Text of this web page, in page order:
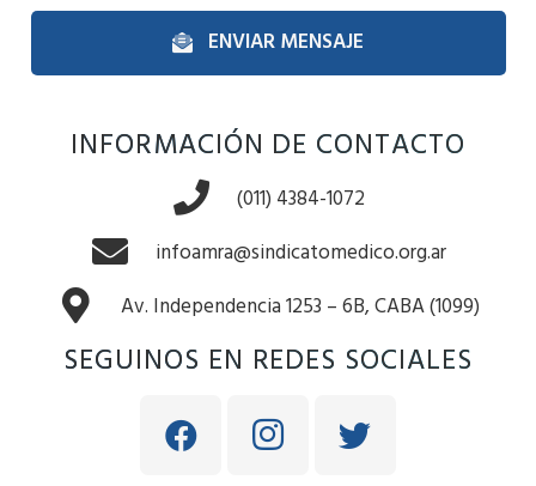
ENVIAR MENSAJE
INFORMACIÓN DE CONTACTO
(011) 4384-1072
infoamra@sindicatomedico.org.ar
Av. Independencia 1253 – 6B, CABA (1099)
SEGUINOS EN REDES SOCIALES